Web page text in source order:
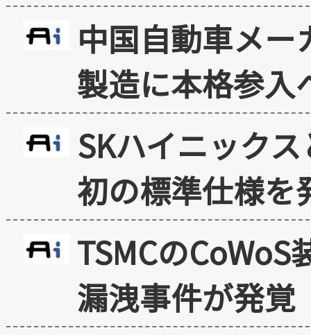
中国自動車メ
製造に本格参入
SKハイニック
初の標準仕様を
TSMCの
漏洩事件が発覚